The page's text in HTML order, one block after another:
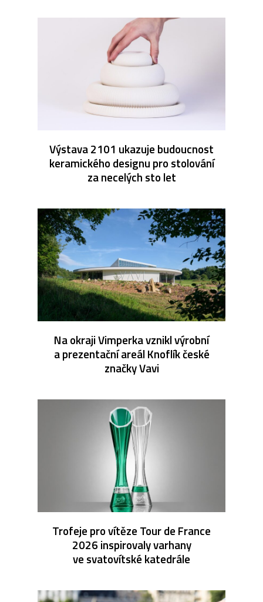
Výstava 2101 ukazuje budoucnost
keramického designu pro stolování
za necelých sto let
Na okraji Vimperka vznikl výrobní
a prezentační areál Knoflík české
značky Vavi
Trofeje pro vítěze Tour de France
2026 inspirovaly varhany
ve svatovítské katedrále